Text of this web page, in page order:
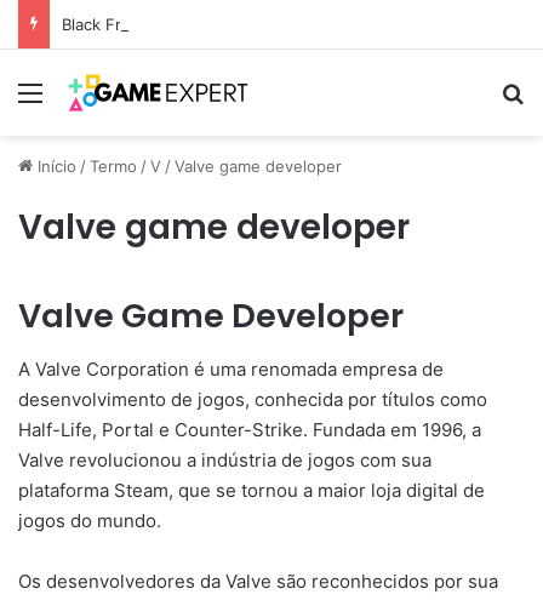
Black Friday: descontos incríveis em eletrônicos
Menu
Início /Termo /V /Valve game developer
Valve game developer
Valve Game Developer
A Valve Corporation é uma renomada empresa de
desenvolvimento de jogos, conhecida por títulos como
Half-Life, Portal e Counter-Strike. Fundada em 1996, a
Valve revolucionou a indústria de jogos com sua
plataforma Steam, que se tornou a maior loja digital de
jogos do mundo.
Os desenvolvedores da Valve são reconhecidos por sua